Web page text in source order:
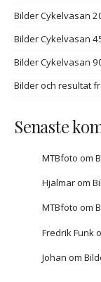
Bilder Cykelvasan
Bilder Cykelvasan
Bilder Cykelvasan
Bilder och resultat
Senaste
MTBfoto om
Hjalmarom
MTBfoto om
Fredrik Funk
Johan om